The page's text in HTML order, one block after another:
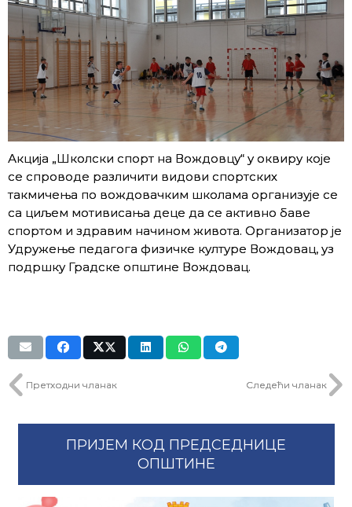
Акција „Школски спорт на Вождовцу“ у оквиру које
се спроводе различити видови спортских
такмичења по вождовачким школама организује се
са циљем мотивисања деце да се активно баве
спортом и здравим начином живота. Организатор је
Удружење педагога физичке културе Вождовац, уз
подршку Градске општине Вождовац.
Претходни чланак Следећи чланак
ПРИЈЕМ КОД ПРЕДСЕДНИЦЕ
ОПШТИНЕ